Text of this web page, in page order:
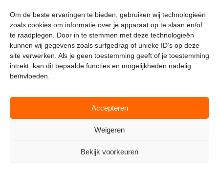
Om de beste ervaringen te bieden, gebruiken wij technologieën
zoals cookies om informatie over je apparaat op te slaan en/of
te raadplegen. Door in te stemmen met deze technologieën
kunnen wij gegevens zoals surfgedrag of unieke ID’s op deze
site verwerken. Als je geen toestemming geeft of je toestemming
intrekt, kan dit bepaalde functies en mogelijkheden nadelig
beïnvloeden.
Accepteren
Weigeren
Bekijk voorkeuren
hetindustriehuis B.V.
De Hoek 1 1601 MR Enkhuizen
t.0228 53 00 40
e.info@hetindustriehuis.com
KVK 51483904
BTW NL850044522B01